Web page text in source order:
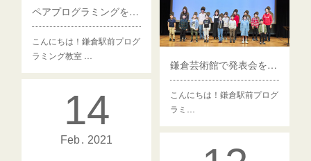
ペアプログラミングを行いました！
こんにちは！鎌倉駅前プログ
ラミング教室 …
鎌倉芸術館で発表会を開催しました！
こんにちは！鎌倉駅前プログ
ラミ…
14
Feb 2021